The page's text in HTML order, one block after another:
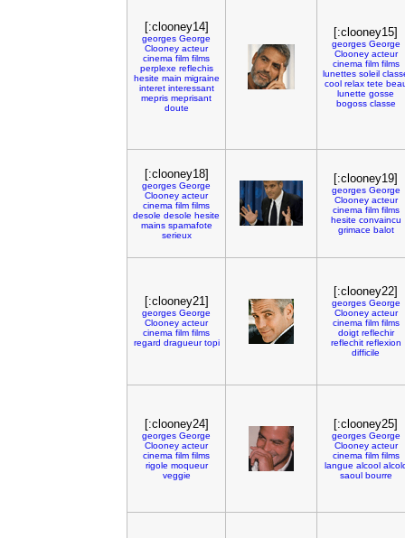
[:clooney14]
georges George
Clooney acteur
cinema film films
perplexe reflechis
hesite main migraine
interet interessant
mepris meprisant
doute
[:clooney15]
georges George
Clooney acteur
cinema film films
lunettes soleil
cool relax tete
lunette gosse
bogoss classe
[:clooney18]
georges George
Clooney acteur
cinema film films
desole desole hesite
mains spamafote
serieux
[:clooney19]
georges George
Clooney acteur
cinema film films
hesite convaincu
grimace balot
[:clooney21]
georges George
Clooney acteur
cinema film films
regard dragueur topi
[:clooney22]
georges George
Clooney acteur
cinema film films
doigt reflechir
reflechit reflexion
difficile
[:clooney24]
georges George
Clooney acteur
cinema film films
rigole moqueur
veggie
[:clooney25]
georges George
Clooney acteur
cinema film films
langue alcool
saoul bourre